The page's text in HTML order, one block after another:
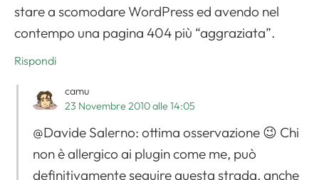
stare a scomodare WordPress ed avendo nel
contempo una pagina 404 più “aggraziata”.
Rispondi
camu
23 Novembre 2010 alle 14:05
@Davide Salerno: ottima osservazione 😉 Chi
non è allergico ai plugin come me, può
definitivamente seguire questa strada, anche